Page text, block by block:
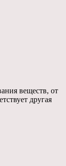
веществ, от
другая